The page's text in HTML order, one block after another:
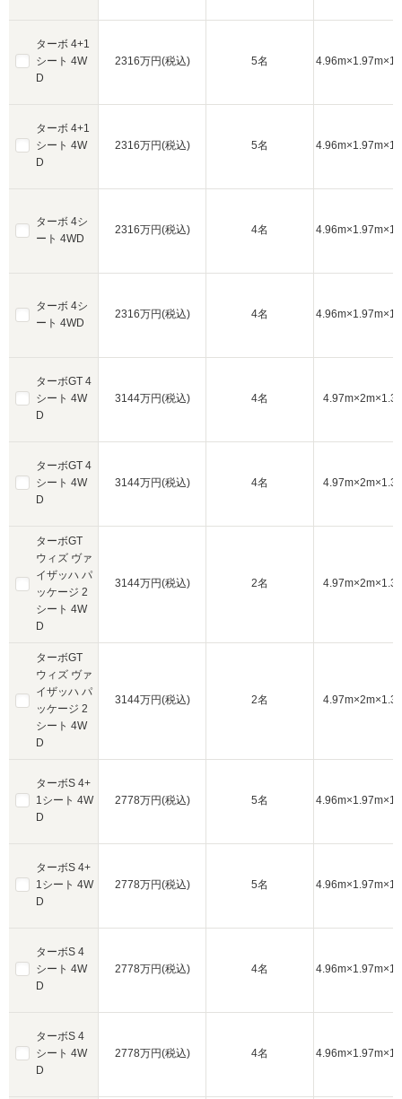
ターボ 4+1
シート 4W
D
ターボ 4+1
シート 4W
D
ターボ 4シ
ート 4WD
ターボ 4シ
ート 4WD
ターボGT 4
シート 4W
D
ターボGT 4
シート 4W
D
ターボGT
ウィズ ヴァ
イザッハ パ
ッケージ 2
シート 4W
D
ターボGT
ウィズ ヴァ
イザッハ パ
ッケージ 2
シート 4W
D
ターボS 4+
1シート 4W
D
ターボS 4+
1シート 4W
D
ターボS 4
シート 4W
D
ターボS 4
シート 4W
D
2316万円(税込) 5名
2316万円(税込) 5名
2316万円(税込) 4名
2316万円(税込) 4名
3144万円(税込) 4名
3144万円(税込) 4名
3144万円(税込) 2名
3144万円(税込) 2名
2778万円(税込) 5名
2778万円(税込) 5名
2778万円(税込) 4名
2778万円(税込) 4名